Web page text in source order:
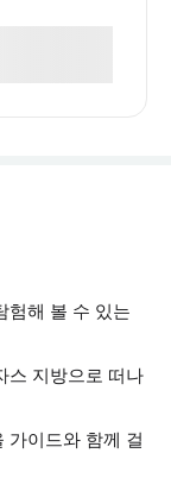
험해 볼 수 있는
스 지방으로 떠나
가이드와 함께 걸